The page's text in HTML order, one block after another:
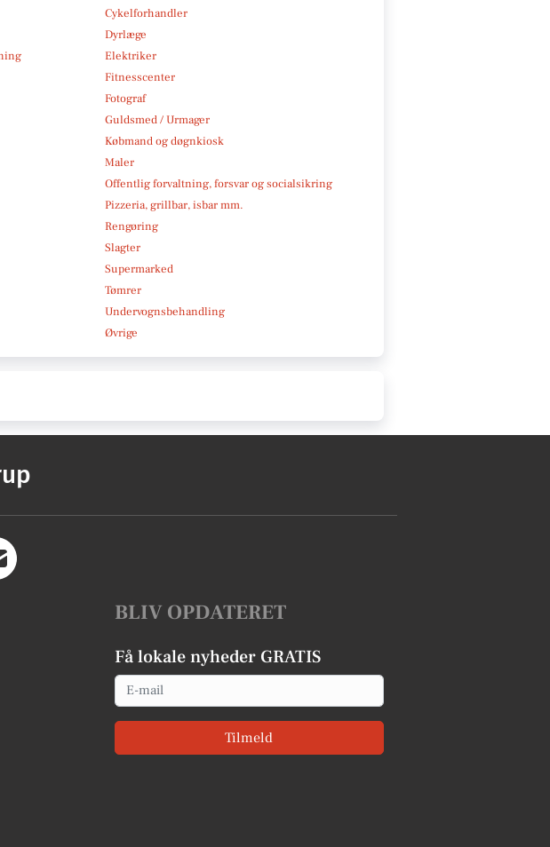
Cykelforhandler
Dyrlæge
Elektriker
Fitnesscenter
Fotograf
Guldsmed / Urmager
Købmand og døgnkiosk
Maler
Offentlig forvaltning, forsvar og socialsikring
Pizzeria, grillbar, isbar mm.
Rengøring
Slagter
Supermarked
Tømrer
Undervognsbehandling
Øvrige
BLIV OPDATERET
Få lokale nyheder GRATIS
Email
Tilmeld